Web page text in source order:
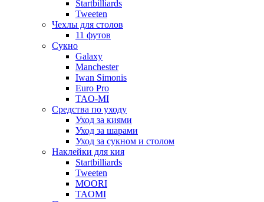
Startbilliards
Tweeten
Чехлы для столов
11 футов
Сукно
Galaxy
Manchester
Iwan Simonis
Euro Pro
TAO-MI
Средства по уходу
Уход за киями
Уход за шарами
Уход за сукном и столом
Наклейки для кия
Startbilliards
Tweeten
MOORI
TAOMI